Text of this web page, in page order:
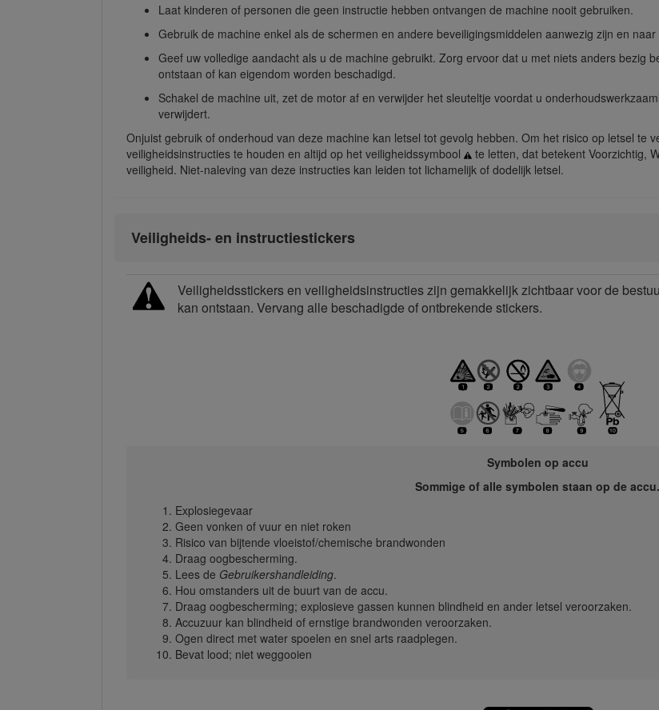
Laat kinderen of personen die geen instructie hebben ontvangen de machine nooit gebruiken.
Gebruik de machine enkel als de schermen en andere beveiligingsmiddelen aanwezig zijn en
Geef uw volledige aandacht als u de machine gebruikt. Zorg ervoor dat u met niets anders bezig
ontstaan of kan eigendom worden beschadigd.
Schakel de machine uit, zet de motor af en verwijder het sleuteltje voordat u
verwijdert.
Onjuist gebruik of onderhoud van deze machine kan letsel tot gevolg hebben. Om het risico op letsel te
veiligheidsinstructies te houden en altijd op het veiligheidssymbool
te letten, dat betekent Voorzichtig,
veiligheid. Niet-naleving van deze instructies kan leiden tot lichamelijk of dodelijk letsel.
Veiligheids- en instructiestickers
Veiligheidsstickers en veiligheidsinstructies zijn gemakkelijk zichtbaar voor de
kan ontstaan. Vervang alle beschadigde of ontbrekende stickers.
Symbolen op accu
Sommige of alle symbolen staan op de accu.
Explosiegevaar
Geen vonken of vuur en niet roken
Risico van bijtende vloeistof/chemische brandwonden
Draag oogbescherming.
Lees de Gebruikershandleiding.
Hou omstanders uit de buurt van de accu.
Draag oogbescherming; explosieve gassen kunnen blindheid en ander letsel veroorzaken.
Accuzuur kan blindheid of ernstige brandwonden veroorzaken.
Ogen direct met water spoelen en snel arts raadplegen.
Bevat lood; niet weggooien